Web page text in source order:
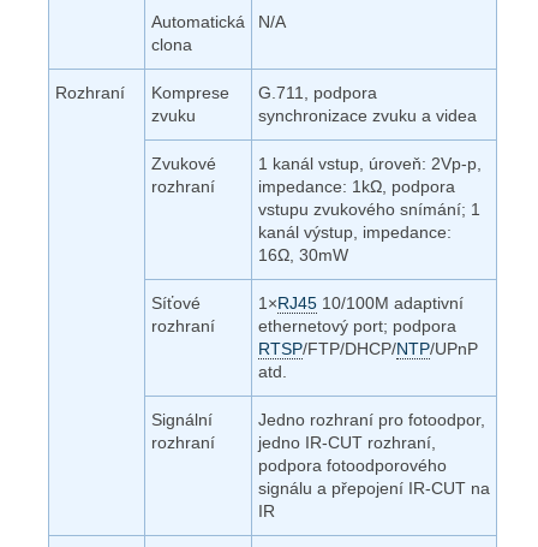
Automatická
clona
N/A
Rozhraní
Komprese
zvuku
G.711, podpora
synchronizace zvuku a videa
Zvukové
rozhraní
1 kanál vstup, úroveň: 2Vp-p,
impedance: 1kΩ, podpora
vstupu zvukového snímání; 1
kanál výstup, impedance:
16Ω, 30mW
Síťové
rozhraní
1×RJ45 10/100M adaptivní
ethernetový port; podpora
RTSP/FTP/DHCP/NTP/UPnP
atd.
Signální
rozhraní
Jedno rozhraní pro fotoodpor,
jedno IR-CUT rozhraní,
podpora fotoodporového
signálu a přepojení IR-CUT na
IR